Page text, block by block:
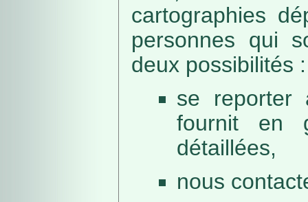
cartographies
personnes qui
deux possibilités :
se reporter
fournit en
détaillées,
nous